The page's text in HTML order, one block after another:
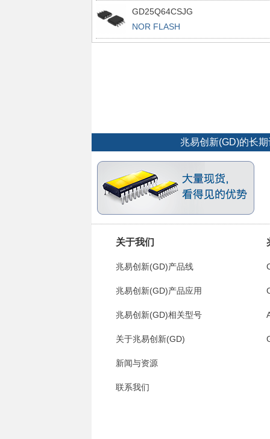
GD25Q64CSJG
NOR FLASH
兆易创新(GD)的长
关于我们
兆易创新(GD)产品线
兆易创新(GD)产品应用
兆易创新(GD)相关型号
关于兆易创新(GD)
新闻与资源
联系我们